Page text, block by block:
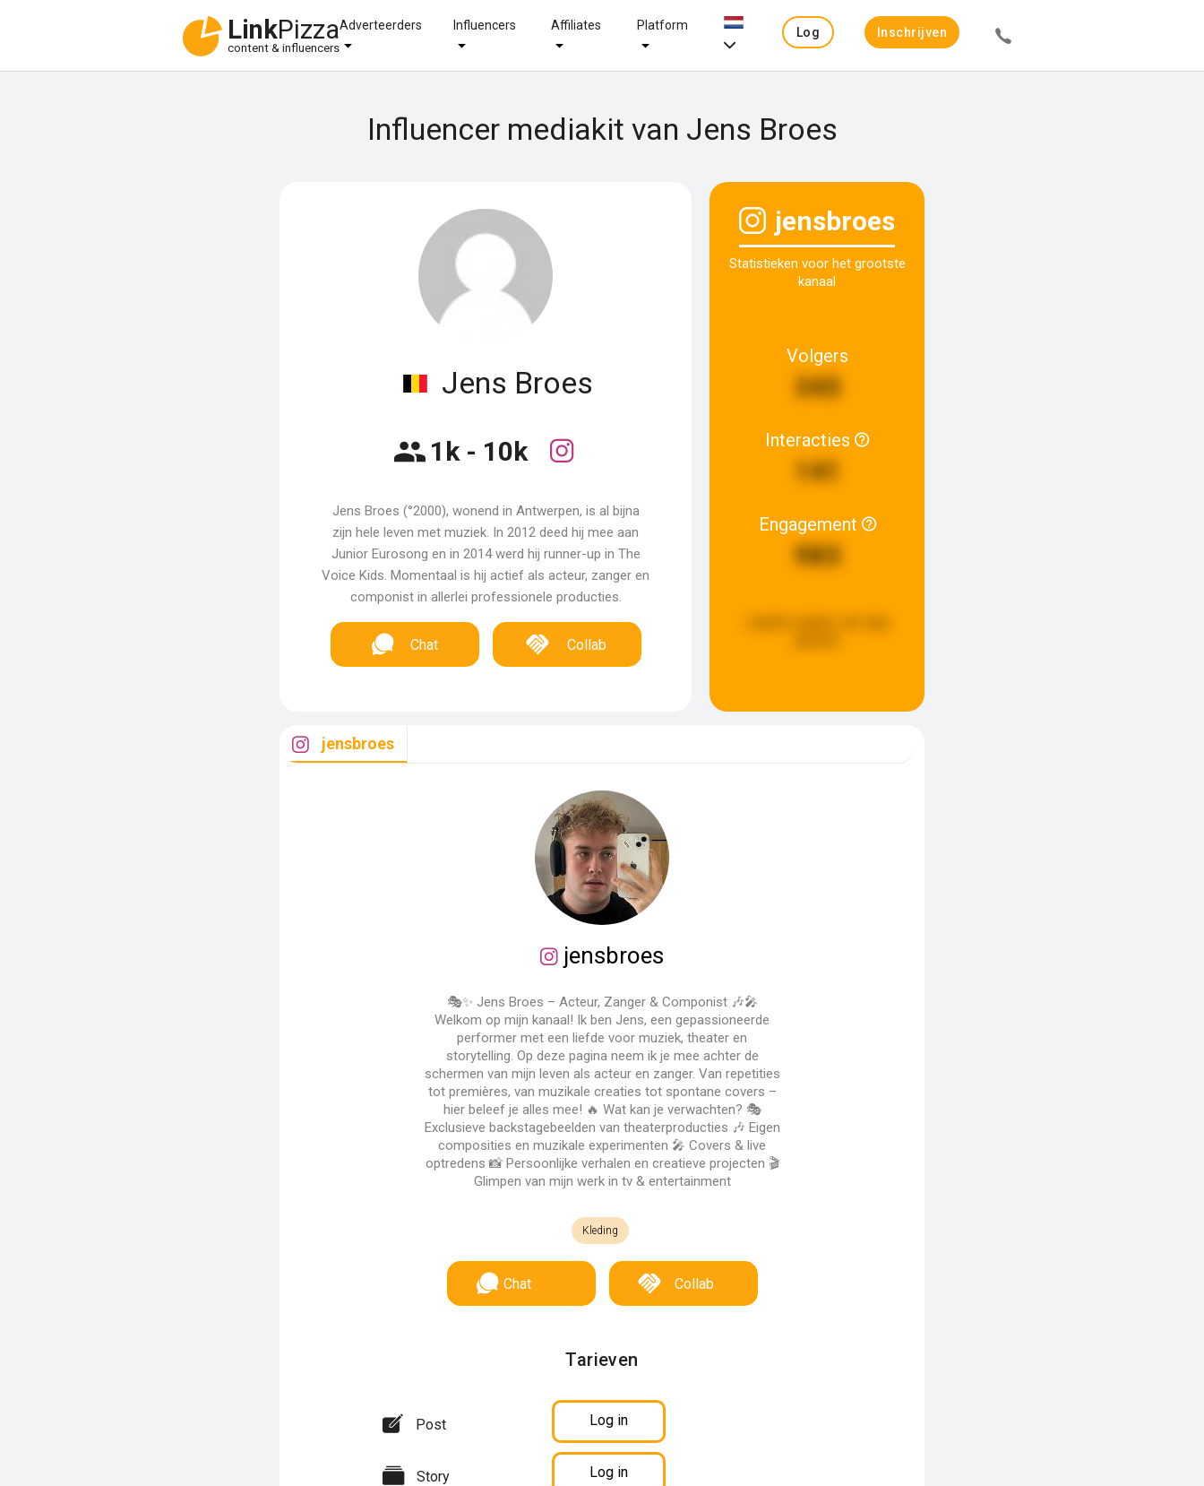
LinkPizza
content & influencers
Adverteerders Influencers Affiliates Platform
Log
Inschrijven
Influencer mediakit van Jens Broes
Jens Broes
1k - 10k
Jens Broes (°2000), wonend in Antwerpen, is al bijna
zijn hele leven met muziek. In 2012 deed hij mee aan
Junior Eurosong en in 2014 werd hij runner-up in The
Voice Kids. Momentaal is hij actief als acteur, zanger en
componist in allerlei professionele producties.
Chat Collab
jensbroes
Statistieken voor het grootste
kanaal
Volgers
343
Interacties
141
Engagement
983
jensbroes
jensbroes
🎭✨ Jens Broes – Acteur, Zanger & Componist 🎶🎤
Welkom op mijn kanaal! Ik ben Jens, een gepassioneerde
performer met een liefde voor muziek, theater en
storytelling. Op deze pagina neem ik je mee achter de
schermen van mijn leven als acteur en zanger. Van repetities
tot premières, van muzikale creaties tot spontane covers –
hier beleef je alles mee! 🔥 Wat kan je verwachten? 🎭
Exclusieve backstagebeelden van theaterproducties 🎶 Eigen
composities en muzikale experimenten 🎤 Covers & live
optredens 📸 Persoonlijke verhalen en creatieve projecten 🎬
Glimpen van mijn werk in tv & entertainment
Kleding
Chat Collab
Tarieven
Post Log in
Story Log in